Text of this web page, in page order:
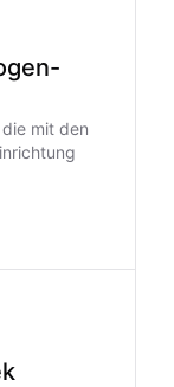
mit den